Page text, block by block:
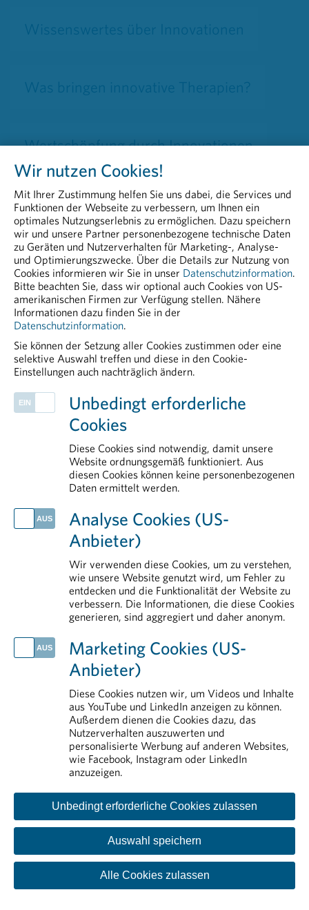
Wissenswertes über Innovationen
Was bringen innovative Therapien?
Wertschöpfung durch Innovationen
Innovationsbeschleuniger Daten &
Digitalisierung
Rare Diseases
Health Data & Digital
Legal & Compliance
Plasmaproteine
Zollpolitik gefährdet Medikamentenversorgung und Standort
Mit gut vorbereiteter Reiseapotheke in einen entspannteren Urlaub
Wirtschaftliche Unsicherheit bei Pharmafirmen wächst
IM DETAIL
Rund um die Pharmaindustrie
Erstattung von Arzneimitteln
Aus- und Weiterbildung
Pharmareferenten
Arzneimittelmarkt
Impressum
Disclaimer
Datenschutzinformation
Cookie-Einstellungen
Wir nutzen Cookies!
Mit Ihrer Zustimmung helfen Sie uns dabei, die Services und
Funktionen der Webseite zu verbessern, um Ihnen ein
optimales Nutzungserlebnis zu ermöglichen. Dazu speichern
wir und unsere Partner personenbezogene technische Daten
zu Geräten und Nutzerverhalten für Marketing-, Analyse-
und Optimierungszwecke. Über die Details zur Nutzung von
Cookies informieren wir Sie in unser Datenschutzinformation.
Bitte beachten Sie, dass wir optional auch Cookies von US-
amerikanischen Firmen zur Verfügung stellen. Nähere
Informationen dazu finden Sie in der
Datenschutzinformation.
Sie können der Setzung aller Cookies zustimmen oder eine
selektive Auswahl treffen und diese in den Cookie-
Einstellungen auch nachträglich ändern.
Unbedingt erforderliche
Cookies
Diese Cookies sind notwendig, damit unsere
Website ordnungsgemäß funktioniert. Aus
diesen Cookies können keine personenbezogenen
Daten ermittelt werden.
Analyse Cookies (US-
Anbieter)
Wir verwenden diese Cookies, um zu verstehen,
wie unsere Website genutzt wird, um Fehler zu
entdecken und die Funktionalität der Website zu
verbessern. Die Informationen, die diese Cookies
generieren, sind aggregiert und daher anonym.
Marketing Cookies (US-
Anbieter)
Diese Cookies nutzen wir, um Videos und Inhalte
aus YouTube und LinkedIn anzeigen zu können.
Außerdem dienen die Cookies dazu, das
Nutzerverhalten auszuwerten und
personalisierte Werbung auf anderen Websites,
wie Facebook, Instagram oder LinkedIn
anzuzeigen.
Unbedingt erforderliche Cookies zulassen
Auswahl speichern
Alle Cookies zulassen